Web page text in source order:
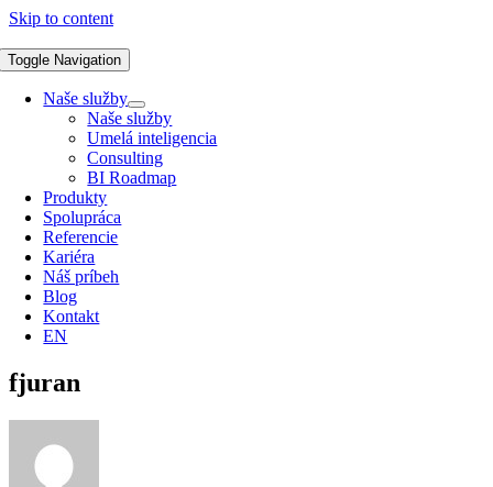
Skip to content
Toggle Navigation
Naše služby
Naše služby
Umelá inteligencia
Consulting
BI Roadmap
Produkty
Spolupráca
Referencie
Kariéra
Náš príbeh
Blog
Kontakt
EN
fjuran